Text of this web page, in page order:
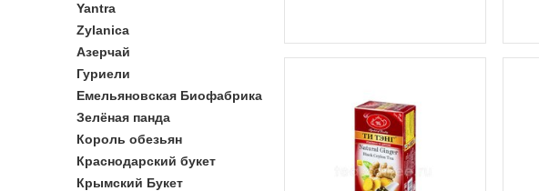
Yantra
Zylanica
Азерчай
Гуриели
Емельяновская Биофабрика
Зелёная панда
Король обезьян
Краснодарский букет
Крымский Букет